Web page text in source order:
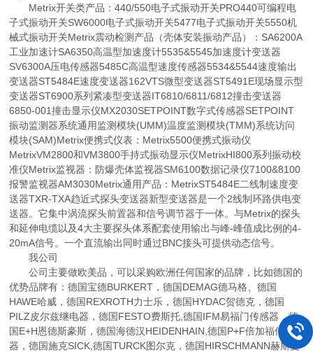
Metrix开关类产品：440/550电子式振动开关PRO440可编程电
子式振动开关SW6000电子式振动开关5477电子式振动开关5550机
械式振动开关Metrix震动检测产品（壳体安装振动产品）：SA6200A
工业加速计SA6350高温型加速度计5535&5545加速度计变送器
SV6300A压电传感器5485C高温型速度传感器5534&5544速度输出
变送器ST5484E速度变送器162VTS微型变送器ST5491E现场显示型
变送器ST6900系列紧凑型变送器IT6810/6811/6812撞击变送器
6850-001撞击显示仪MX2030SETPOINT数字式传感器SETPOINT
振动监测器系统通用监测模块(UMM)温度监测模块(TMM)系统访问
模块(SAM)Metrix便携式仪表：Metrix5500便携式振动仪
MetrixVM2800和VM3800手持式振动显示仪MetrixHI800系列振动校
准仪Metrix监视器：防爆壳体监视器SM6100数据记录仪7100&8100
报警监视器AM3030Metrix通用产品：MetrixST5484E二线制速度变
送器TXR-TXA趋近式探头变送器新型变送器是一个2线制环路供电变
送器。它集中涡流探头前置器和信号调节器于一体。与Metrix的探头
和延伸电缆以及4大主要探头体系配套使用输出与峰-峰值成比例的4-
20mA信号。一个直流输出同时通过BNC接头可提供动态信号。
我公司
公司主要做欧美品，可以采购欧洲任何国家的品牌，比如德国的
优势品牌有：德国宝德BURKERT，德国DEMAG德马格、德国
HAWE哈威，德国REXROTH力士乐，德国HYDAC贺德克，德国
PILZ皮尔兹继电器，德国FESTO费斯托,德国IFM易福门传感器，德
国E+H恩德斯豪斯，德国海德汉HEIDENHAIN,德国P+F倍加福传感
器，德国施克SICK,德国TURCK图尔克，德国HIRSCHMANN赫斯曼